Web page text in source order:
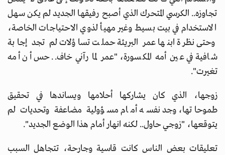
تجاوزه.. الكرسي المتحرك الذي أصبح رفيقها الجديد لم يكن سهل
الاستخدام في بيت بسيط وغير مهيأ لذوي الاحتياجات الخاصة،
وحتى نظرة ابنها عمر البريئة حملت تساؤلات لم تجد إجابة
شافية في عين أمه المكسورة، "عمر لما رآني خاف.. حس أن أمه
تغيرت".
زوجها، الذي كان يشاركها أحلامها ويساندها في تحقيق
طموحاتها، وجد نفسه أمام مسؤولية مضاعفة وتحديات لم
يتوقعها، "زوجي حاول.. لكنه انهار أمام هذا الوضع الجديد".
تعليقات بعض الناس كانت قاسية وجارحة، تتجاهل السبب